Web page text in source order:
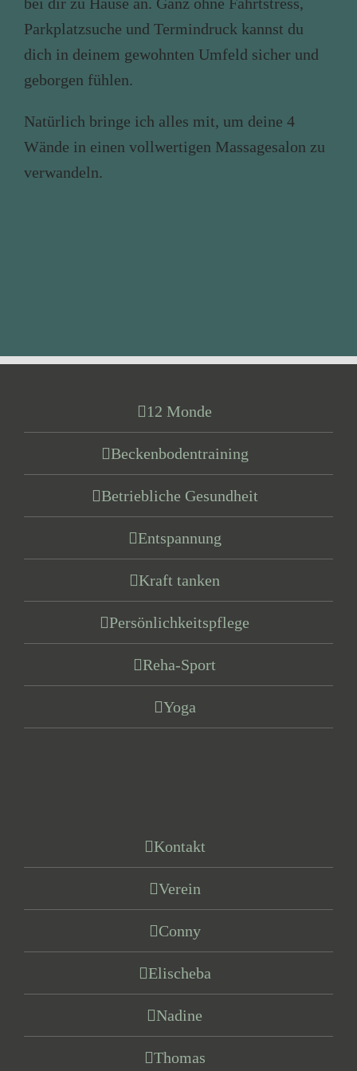
Parkplatzsuche und Termindruck kannst du
dich in deinem gewohnten Umfeld sicher und
geborgen fühlen.
Natürlich bringe ich alles mit, um deine 4
Wände in einen vollwertigen Massagesalon zu
verwandeln.
12 Monde
Beckenbodentraining
Betriebliche Gesundheit
Entspannung
Kraft tanken
Persönlichkeitspflege
Reha-Sport
Yoga
Kontakt
Verein
Conny
Elischeba
Nadine
Thomas